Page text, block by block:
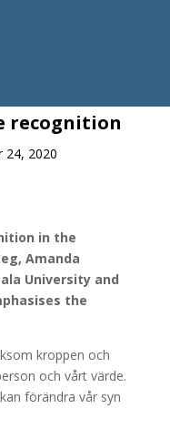
recognition
24, 2020
in the
Amanda
University and
the
kroppen och
och vårt värde.
förändra vår syn